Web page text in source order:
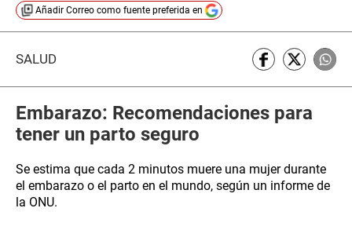
Añadir Correo como fuente preferida en
SALUD
Embarazo: Recomendaciones para
tener un parto seguro
Se estima que cada 2 minutos muere una mujer durante
el embarazo o el parto en el mundo, según un informe de
la ONU.